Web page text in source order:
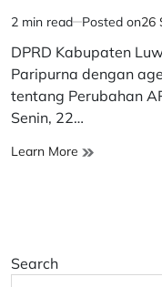
Estimated
read
time
2 min read Posted on26
DPRD Kabupaten
Paripurna dengan
tentang Perubahan
Senin, 22…
Learn More DPRD
Search